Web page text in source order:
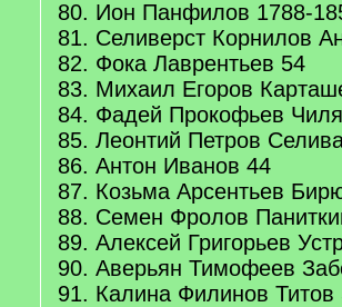
80. Ион Панфилов 1788-
81. Селиверст Корнилов
82. Фока Лаврентьев 54
83. Михаил Егоров
84. Фадей Прокофьев
85. Леонтий Петров
86. Антон Иванов 44
87. Козьма Арсентьев
88. Семен Фролов
89. Алексей Григорьев
90. Аверьян Тимофеев
91. Калина Филинов Титов